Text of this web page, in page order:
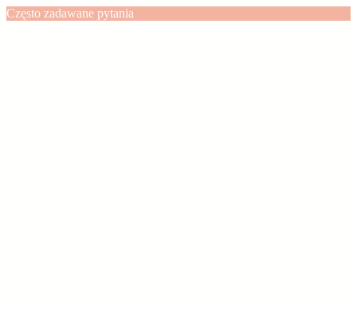
Często zadawane pytania